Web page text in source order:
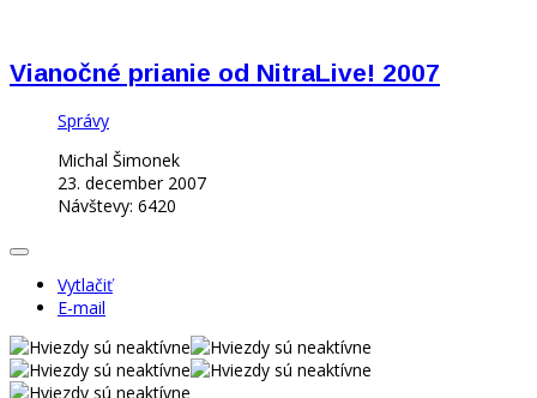
Vianočné prianie od NitraLive! 2007
Správy
Michal Šimonek
23. december 2007
Návštevy: 6420
Vytlačiť
E-mail